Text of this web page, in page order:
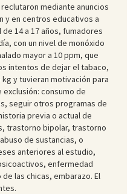
reclutaron mediante anuncios
y en centros educativos a
14 a 17 años, fumadores
con un nivel de monóxido
mayor a 10 ppm, que
intentos de dejar el tabaco,
y tuvieran motivación para
consumo de
seguir otros programas de
previa o actual de
trastorno bipolar, trastorno
de sustancias, o
anteriores al estudio,
enfermedad
las chicas, embarazo. El